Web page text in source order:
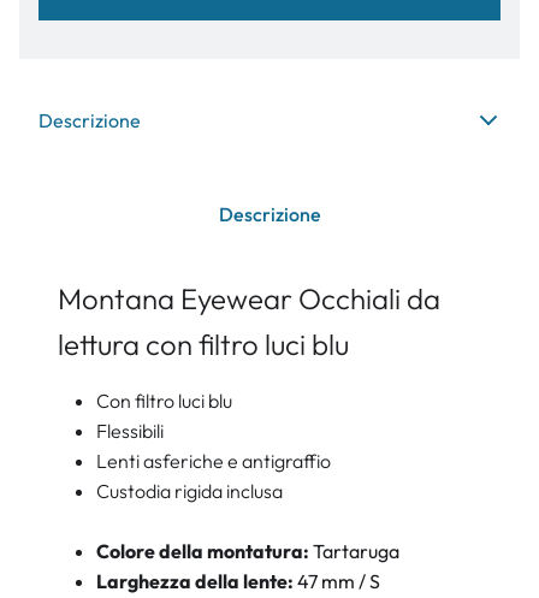
Descrizione
Descrizione
Montana Eyewear Occhiali da
lettura con filtro luci blu
Con filtro luci blu
Flessibili
Lenti asferiche e antigraffio
Custodia rigida inclusa
Colore della montatura: Tartaruga
Larghezza della lente: 47 mm / S